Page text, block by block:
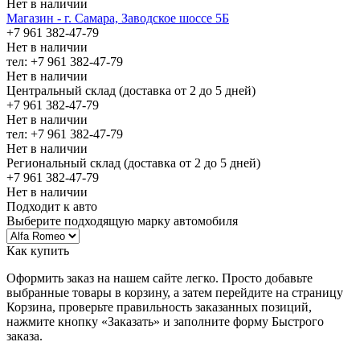
Нет в наличии
Магазин - г. Самара, Заводское шоссе 5Б
+7 961 382-47-79
Нет в наличии
тел: +7 961 382-47-79
Нет в наличии
Центральный склад (доставка от 2 до 5 дней)
+7 961 382-47-79
Нет в наличии
тел: +7 961 382-47-79
Нет в наличии
Региональный склад (доставка от 2 до 5 дней)
+7 961 382-47-79
Нет в наличии
Подходит к авто
Выберите подходящую марку автомобиля
Как купить
Оформить заказ на нашем сайте легко. Просто добавьте
выбранные товары в корзину, а затем перейдите на страницу
Корзина, проверьте правильность заказанных позиций,
нажмите кнопку «Заказать» и заполните форму Быстрого
заказа.